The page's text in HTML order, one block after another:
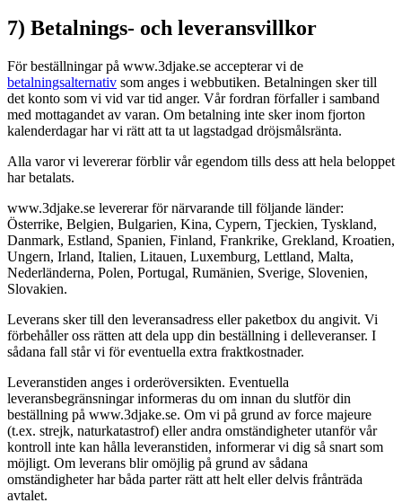
7) Betalnings- och leveransvillkor
För beställningar på www.3djake.se accepterar vi de
betalningsalternativ som anges i webbutiken. Betalningen sker till
det konto som vi vid var tid anger. Vår fordran förfaller i samband
med mottagandet av varan. Om betalning inte sker inom fjorton
kalenderdagar har vi rätt att ta ut lagstadgad dröjsmålsränta.
Alla varor vi levererar förblir vår egendom tills dess att hela beloppet
har betalats.
www.3djake.se levererar för närvarande till följande länder:
Österrike, Belgien, Bulgarien, Kina, Cypern, Tjeckien, Tyskland,
Danmark, Estland, Spanien, Finland, Frankrike, Grekland, Kroatien,
Ungern, Irland, Italien, Litauen, Luxemburg, Lettland, Malta,
Nederländerna, Polen, Portugal, Rumänien, Sverige, Slovenien,
Slovakien.
Leverans sker till den leveransadress eller paketbox du angivit. Vi
förbehåller oss rätten att dela upp din beställning i delleveranser. I
sådana fall står vi för eventuella extra fraktkostnader.
Leveranstiden anges i orderöversikten. Eventuella
leveransbegränsningar informeras du om innan du slutför din
beställning på www.3djake.se. Om vi på grund av force majeure
(t.ex. strejk, naturkatastrof) eller andra omständigheter utanför vår
kontroll inte kan hålla leveranstiden, informerar vi dig så snart som
möjligt. Om leverans blir omöjlig på grund av sådana
omständigheter har båda parter rätt att helt eller delvis frånträda
avtalet.